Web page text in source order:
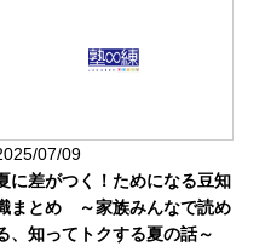
07/09
に差がつく！ためになる豆知
まとめ ～家族みんなで読め
、知ってトクする夏の話～